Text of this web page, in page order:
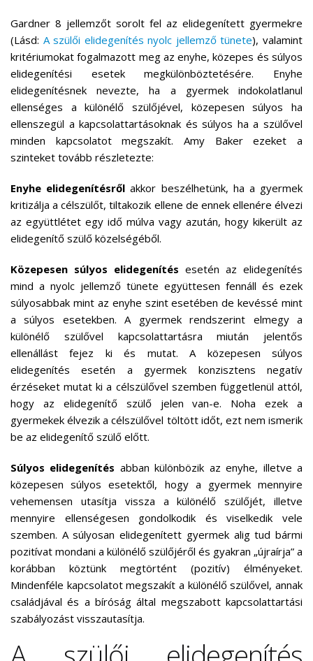
Gardner 8 jellemzőt sorolt fel az elidegenített gyermekre
(Lásd: A szülői elidegenítés nyolc jellemző tünete), valamint
kritériumokat fogalmazott meg az enyhe, közepes és súlyos
elidegenítési esetek megkülönböztetésére. Enyhe
elidegenítésnek nevezte, ha a gyermek indokolatlanul
ellenséges a különélő szülőjével, közepesen súlyos ha
ellenszegül a kapcsolattartásoknak és súlyos ha a szülővel
minden kapcsolatot megszakít. Amy Baker ezeket a
szinteket tovább részletezte:
Enyhe elidegenítésről akkor beszélhetünk, ha a gyermek
kritizálja a célszülőt, tiltakozik ellene de ennek ellenére élvezi
az együttlétet egy idő múlva vagy azután, hogy kikerült az
elidegenítő szülő közelségéből.
Közepesen súlyos elidegenítés esetén az elidegenítés
mind a nyolc jellemző tünete együttesen fennáll és ezek
súlyosabbak mint az enyhe szint esetében de kevéssé mint
a súlyos esetekben. A gyermek rendszerint elmegy a
különélő szülővel kapcsolattartásra miután jelentős
ellenállást fejez ki és mutat. A közepesen súlyos
elidegenítés esetén a gyermek konzisztens negatív
érzéseket mutat ki a célszülővel szemben függetlenül attól,
hogy az elidegenítő szülő jelen van-e. Noha ezek a
gyermekek élvezik a célszülővel töltött időt, ezt nem ismerik
be az elidegenítő szülő előtt.
Súlyos elidegenítés abban különbözik az enyhe, illetve a
közepesen súlyos esetektől, hogy a gyermek mennyire
vehemensen utasítja vissza a különélő szülőjét, illetve
mennyire ellenségesen gondolkodik és viselkedik vele
szemben. A súlyosan elidegenített gyermek alig tud bármi
pozitívat mondani a különélő szülőjéről és gyakran „újraírja” a
korábban köztünk megtörtént (pozitív) élményeket.
Mindenféle kapcsolatot megszakít a különélő szülővel, annak
családjával és a bíróság által megszabott kapcsolattartási
szabályozást visszautasítja.